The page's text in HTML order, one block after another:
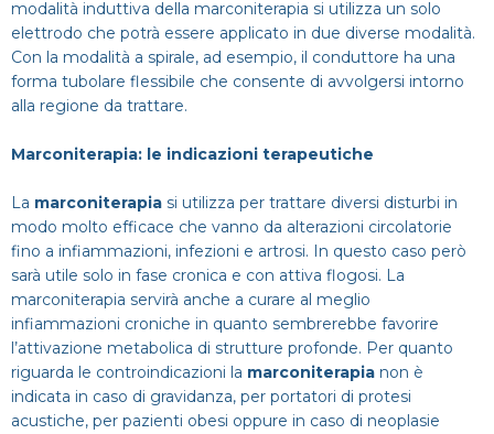
modalità induttiva della marconiterapia si utilizza un solo
elettrodo che potrà essere applicato in due diverse modalità.
Con la modalità a spirale, ad esempio, il conduttore ha una
forma tubolare flessibile che consente di avvolgersi intorno
alla regione da trattare.
Marconiterapia: le indicazioni terapeutiche
La marconiterapia si utilizza per trattare diversi disturbi in
modo molto efficace che vanno da alterazioni circolatorie
fino a infiammazioni, infezioni e artrosi. In questo caso però
sarà utile solo in fase cronica e con attiva flogosi. La
marconiterapia servirà anche a curare al meglio
infiammazioni croniche in quanto sembrerebbe favorire
l’attivazione metabolica di strutture profonde. Per quanto
riguarda le controindicazioni la marconiterapia non è
indicata in caso di gravidanza, per portatori di protesi
acustiche, per pazienti obesi oppure in caso di neoplasie